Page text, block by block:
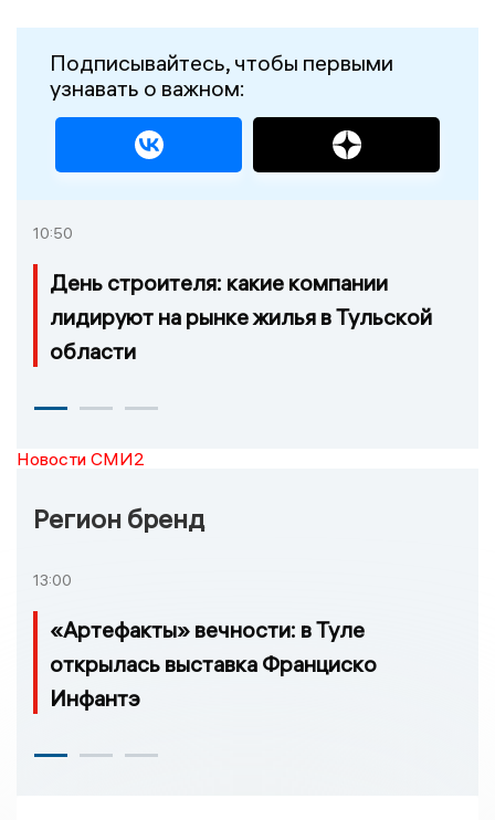
Подписывайтесь, чтобы первыми
узнавать о важном:
10:50
День строителя: какие компании
лидируют на рынке жилья в Тульской
области
Новости СМИ2
Регион бренд
13:00
«Артефакты» вечности: в Туле
открылась выставка Франциско
Инфантэ